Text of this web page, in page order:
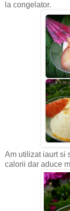
la congelator.
Am utilizat iaurt si
calorii dar aduce